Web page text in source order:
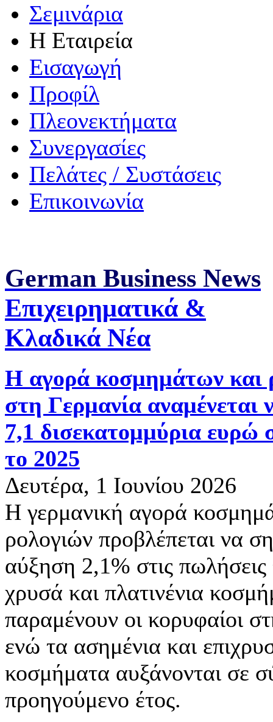
Σεμινάρια
Η Εταιρεία
Εισαγωγή
Προφίλ
Πλεονεκτήματα
Συνεργασίες
Πελάτες / Συστάσεις
Επικοινωνία
German Business News
Επιχειρηματικά &
Κλαδικά Νέα
Η αγορά κοσμημάτων και
στη Γερμανία αναμένεται
7,1 δισεκατομμύρια ευρώ
το 2025
Δευτέρα, 1 Ιουνίου 2026
Η γερμανική αγορά
ρολογιών προβλέπεται να
αύξηση 2,1% στις
χρυσά και πλατινένια
παραμένουν οι κορυφαίοι
ενώ τα ασημένια και
κοσμήματα αυξάνονται σε
προηγούμενο έτος.